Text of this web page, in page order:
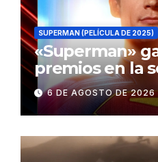
SUPERMAN (PELÍCULA DE 2025)
«Superman»
premios en la
de los Critics
Awards
6 DE AGOSTO DE 2026